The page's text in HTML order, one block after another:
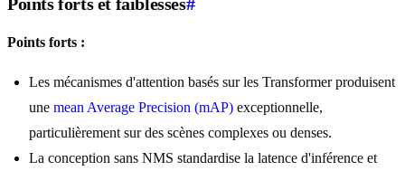
Points forts :
Les mécanismes d'attention basés sur les Transformer produisent
une mean Average Precision (mAP) exceptionnelle,
particulièrement sur des scènes complexes ou denses.
La conception sans NMS standardise la latence d'inférence et